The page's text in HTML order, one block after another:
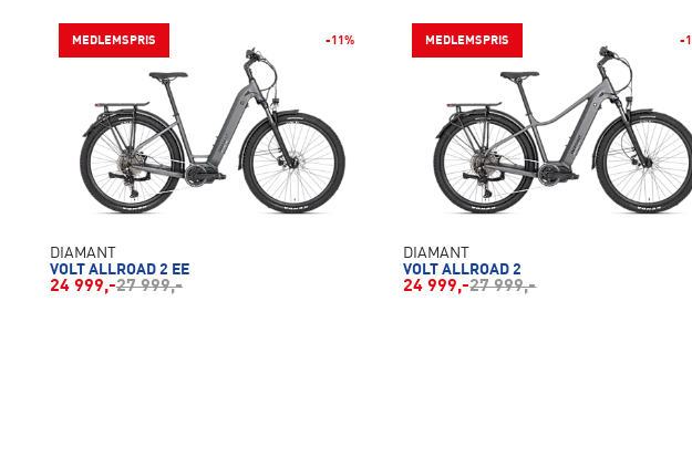
MEDLEMSPRIS -11%
DIAMANT
VOLT ALLROAD 2 EE
24 999,-27 999,-
MEDLEMSPRIS -
DIAMANT
VOLT ALLROAD 2
24 999,-27 999,-